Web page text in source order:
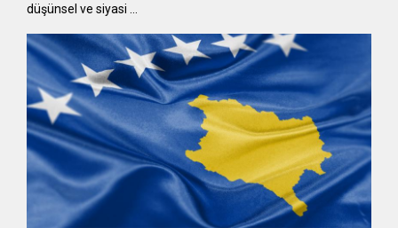
düşünsel ve siyasi …